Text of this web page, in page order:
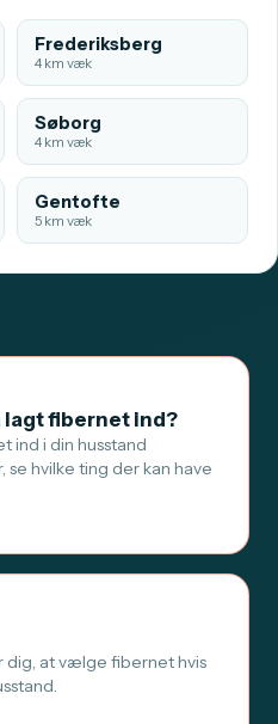
Frederiksberg
4 km væk
Søborg
4 km væk
Gentofte
5 km væk
lagt fibernet ind?
ind i din husstand
hvilke ting der kan have
dig, at vælge fibernet hvis